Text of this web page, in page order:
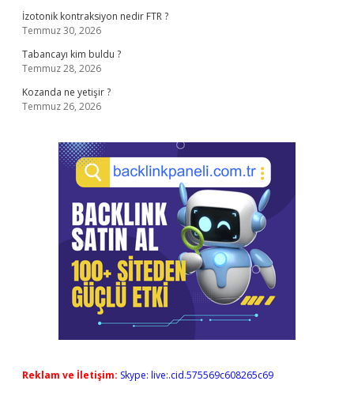
İzotonik kontraksiyon nedir FTR ?
Temmuz 30, 2026
Tabancayı kim buldu ?
Temmuz 28, 2026
Kozanda ne yetişir ?
Temmuz 26, 2026
Reklam ve İletişim: Skype: live:.cid.575569c608265c69